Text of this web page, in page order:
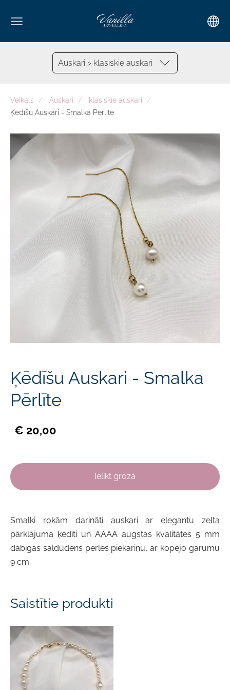
Auskari > klasiskie auskari
Veikals Auskari
klasiskie auskari
Ķēdīšu Auskari - Smalka Pērlīte
Ķēdīšu Auskari - Smalka
Pērlīte
€ 20,00
Ielikt grozā
Smalki rokām darināti auskari ar elegantu zelta
pārklājuma ķēdīti un AAAA augstas kvalitātes 5 mm
dabīgās saldūdens pērles piekariņu, ar kopējo garumu
9 cm.
Saistītie produkti